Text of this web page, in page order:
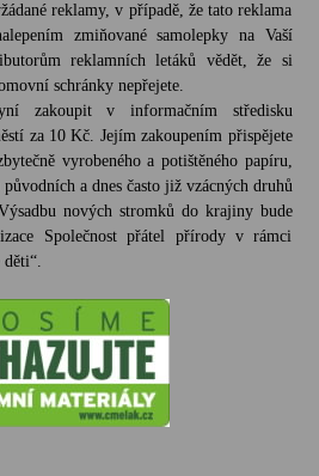
ploty
ve Stromovce: Rufus Miller
reklamy, v případě, že tato reklama
zmiňované samolepky na Vaší
reklamních letáků vědět, že si
schránky nepřejete.
zakoupit v informačním středisku
za 10 Kč. Jejím zakoupením přispějete
vyrobeného a potištěného papíru,
a dnes často již vzácných druhů
nových stromků do krajiny bude
Společnost přátel přírody v rámci
děti“.